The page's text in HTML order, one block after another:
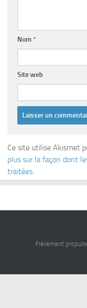
Nom *
Site web
Ce site utilise Akismet
plus sur la façon dont
traitées.
Fièrement